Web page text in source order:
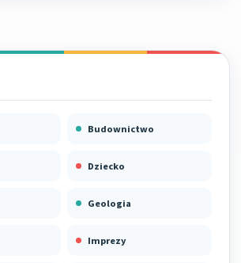
Budownictwo
Dziecko
Geologia
Imprezy